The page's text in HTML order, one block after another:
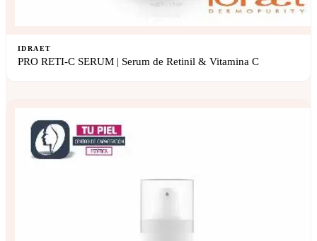
IDRAET
PRO RETI-C SERUM | Serum de Retinil & Vitamina C